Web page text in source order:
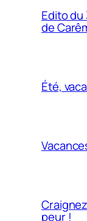
Edito
de
Été,
peur !